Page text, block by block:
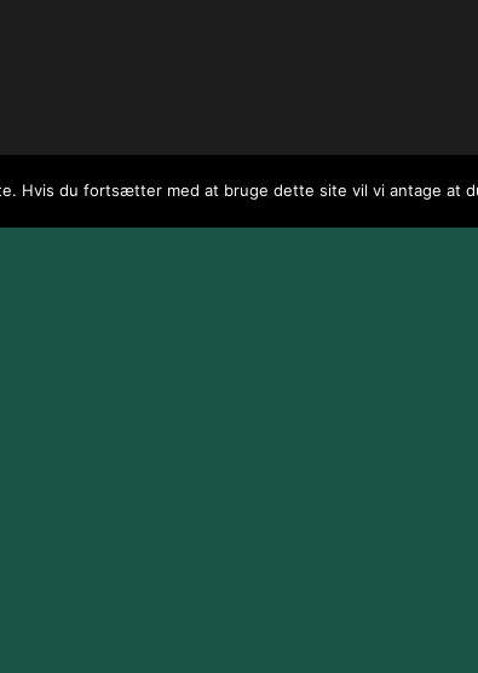
Hvis du fortsætter med at bruge dette site vil vi antage at